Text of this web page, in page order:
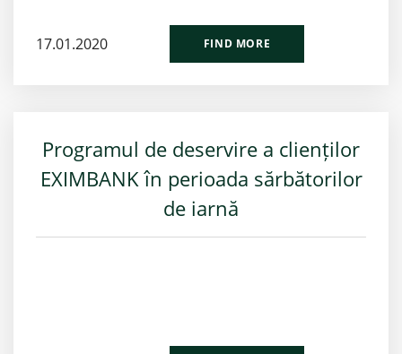
17.01.2020 FIND MORE
Programul de deservire a clienților
EXIMBANK în perioada sărbătorilor
de iarnă